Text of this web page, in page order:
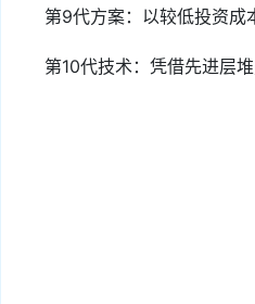
第9代方案：以较低投资成
第10代技术：凭借先进层